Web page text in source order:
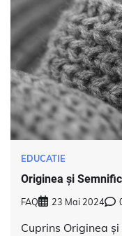
EDUCATIE
Originea și
FAQ 23 Mai 2024
Cuprins Originea